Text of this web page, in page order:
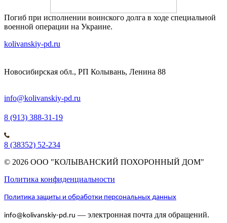
Погиб при исполнении воинского долга в ходе специальной
военной операции на Украине.
kolivanskiy-pd.ru
Новосибирская обл., РП Колывань, Ленина 88
info@kolivanskiy-pd.ru
8 (913) 388-31-19
8 (38352) 52-234
© 2026 ООО "КОЛЫВАНСКИЙ ПОХОРОННЫЙ ДОМ"
Политика конфиденциальности
Политика защиты и обработки персональных данных
info@kolivanskiy-pd.ru — электронная почта для обращений.